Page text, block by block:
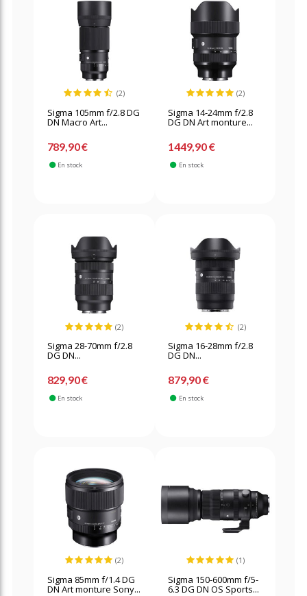
(2)
Sigma 105mm f/2.8 DG
DN Macro Art...
789,90 €
En stock
(2)
Sigma 14-24mm f/2.8
DG DN Art monture...
1449,90 €
En stock
(2)
Sigma 28-70mm f/2.8
DG DN...
829,90 €
En stock
(2)
Sigma 16-28mm f/2.8
DG DN...
879,90 €
En stock
(2)
Sigma 85mm f/1.4 DG
DN Art monture Sony...
(1)
Sigma 150-600mm f/5-
6.3 DG DN OS Sports...